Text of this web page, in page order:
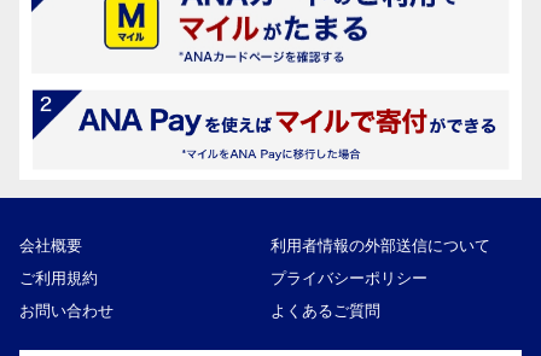
会社概要
利用者情報の外部送信について
ご利用規約
プライバシーポリシー
お問い合わせ
よくあるご質問